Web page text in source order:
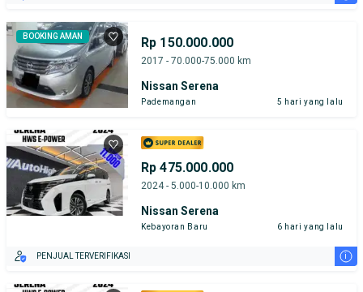
BOOKING AMAN Rp 150.000.000
2017 - 70.000-75.000 km
Nissan Serena
Pademangan 5 hari yang lalu
Rp 475.000.000
2024 - 5.000-10.000 km
Nissan Serena
Kebayoran Baru 6 hari yang lalu
PENJUAL TERVERIFIKASI i